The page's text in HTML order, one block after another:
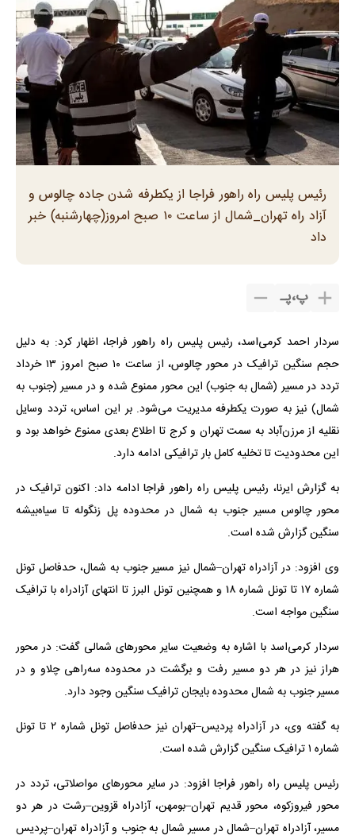
رئیس پلیس راه راهور فراجا از یکطرفه شدن جاده چالوس و
آزاد راه تهران_شمال از ساعت ۱۰ صبح امروز(چهارشنبه) خبر
داد
پ،پـ
سردار احمد کرمی‌اسد، رئیس پلیس راه راهور فراجا، اظهار کرد: به دلیل
حجم سنگین ترافیک در محور چالوس، از ساعت ۱۰ صبح امروز ۱۳ خرداد
تردد در مسیر (شمال به جنوب) این محور ممنوع شده و در مسیر (جنوب به
شمال) نیز به صورت یکطرفه مدیریت می‌شود. بر این اساس، تردد وسایل
نقلیه از مرزن‌آباد به سمت تهران و کرج تا اطلاع بعدی ممنوع خواهد بود و
این محدودیت تا تخلیه کامل بار ترافیکی ادامه دارد.
به گزارش ایرنا، رئیس پلیس راه راهور فراجا ادامه داد: اکنون ترافیک در
محور چالوس مسیر جنوب به شمال در محدوده پل زنگوله تا سیاه‌بیشه
سنگین گزارش شده است.
وی افزود: در آزادراه تهران–شمال نیز مسیر جنوب به شمال، حدفاصل تونل
شماره ۱۷ تا تونل شماره ۱۸ و همچنین تونل البرز تا انتهای آزادراه با ترافیک
سنگین مواجه است.
سردار کرمی‌اسد با اشاره به وضعیت سایر محورهای شمالی گفت: در محور
هراز نیز در هر دو مسیر رفت و برگشت در محدوده سه‌راهی چلاو و در
مسیر جنوب به شمال محدوده بایجان ترافیک سنگین وجود دارد.
به گفته وی، در آزادراه پردیس–تهران نیز حدفاصل تونل شماره ۲ تا تونل
شماره ۱ ترافیک سنگین گزارش شده است.
رئیس پلیس راه راهور فراجا افزود: در سایر محورهای مواصلاتی، تردد در
محور فیروزکوه، محور قدیم تهران–بومهن، آزادراه قزوین–رشت در هر دو
مسیر، آزادراه تهران–شمال در مسیر شمال به جنوب و آزادراه تهران–پردیس